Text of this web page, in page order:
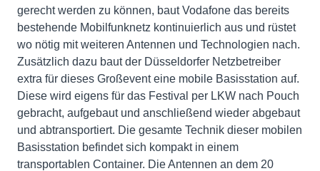
gerecht werden zu können, baut Vodafone das bereits
bestehende Mobilfunknetz kontinuierlich aus und rüstet
wo nötig mit weiteren Antennen und Technologien nach.
Zusätzlich dazu baut der Düsseldorfer Netzbetreiber
extra für dieses Großevent eine mobile Basisstation auf.
Diese wird eigens für das Festival per LKW nach Pouch
gebracht, aufgebaut und anschließend wieder abgebaut
und abtransportiert. Die gesamte Technik dieser mobilen
Basisstation befindet sich kompakt in einem
transportablen Container. Die Antennen an dem 20